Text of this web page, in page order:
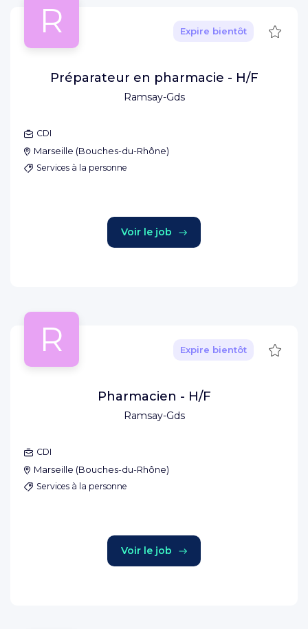
R
Ramsay-Gds
Expire bientôt
Préparateur en pharmacie - H/F
CDI
Marseille (Bouches-du-Rhône)
Services à la personne
Voir le job
R
Ramsay-Gds
Expire bientôt
Pharmacien - H/F
CDI
Marseille (Bouches-du-Rhône)
Services à la personne
Voir le job